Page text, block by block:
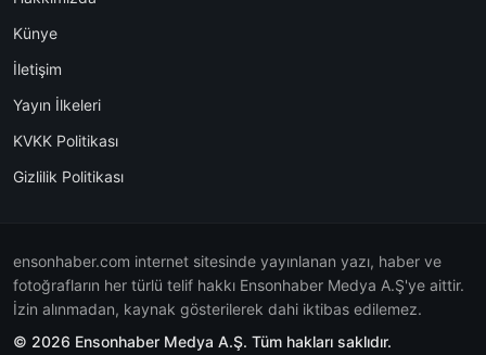
Künye
İletişim
Yayın İlkeleri
KVKK Politikası
Gizlilik Politikası
ensonhaber.com internet sitesinde yayınlanan yazı, haber ve
fotoğrafların her türlü telif hakkı Ensonhaber Medya A.Ş'ye aittir.
İzin alınmadan, kaynak gösterilerek dahi iktibas edilemez.
© 2026 Ensonhaber Medya A.Ş. Tüm hakları saklıdır.